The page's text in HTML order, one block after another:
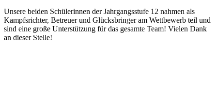
Unsere beiden Schülerinnen der Jahrgangsstufe 12 nahmen als
Kampfsrichter, Betreuer und Glücksbringer am Wettbewerb teil und
sind eine große Unterstützung für das gesamte Team! Vielen Dank
an dieser Stelle!